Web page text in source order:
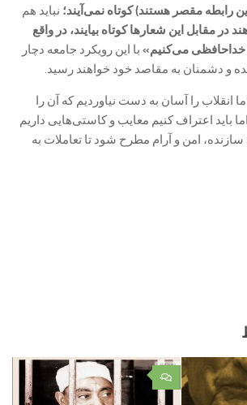
رابطه مقصر هستند) کوتاه نمی‌آیند؛ نباید هم
در مقابل این شعارها کوتاه بیایند، در واقع
خداحافظی می‌کنیم» با این رویکرد جامعه دچار
و دشمنان به مقاصد خود خواهند رسید.
انقلاب را آسان به دست نیاوردیم که آن را
باید اعتراف کنیم معایب و کاستی‌هایی داریم
امن و آرام مطرح شود تا تعاملات به
۰